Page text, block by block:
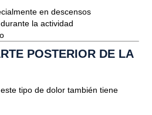
en descensos
la actividad
POSTERIOR DE LA
tipo de dolor también tiene